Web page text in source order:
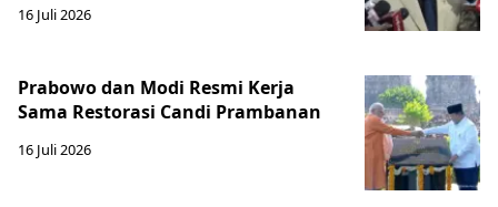
16 Juli 2026
Prabowo dan Modi Resmi Kerja
Sama Restorasi Candi Prambanan
16 Juli 2026